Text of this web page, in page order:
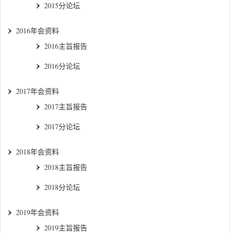
2015分论坛
2016年会资料
2016主旨报告
2016分论坛
2017年会资料
2017主旨报告
2017分论坛
2018年会资料
2018主旨报告
2018分论坛
2019年会资料
2019主旨报告